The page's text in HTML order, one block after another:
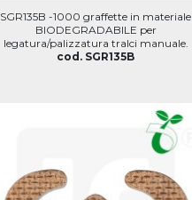
SGR135B -1000 graffette in materiale
BIODEGRADABILE per
legatura/palizzatura tralci manuale.
cod. SGR135B